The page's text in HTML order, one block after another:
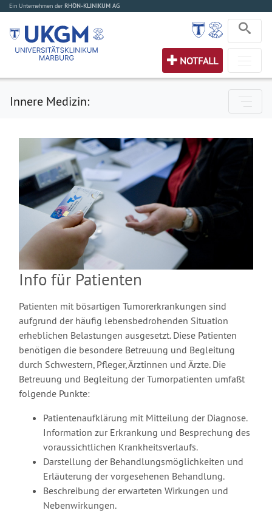
Ein Unternehmen der RHÖN-KLINIKUM AG
NOTFALL
Innere Medizin:
Info für Patienten
Patienten mit bösartigen Tumorerkrankungen sind
aufgrund der häufig lebensbedrohenden Situation
erheblichen Belastungen ausgesetzt. Diese Patienten
benötigen die besondere Betreuung und Begleitung
durch Schwestern, Pfleger, Ärztinnen und Ärzte. Die
Betreuung und Begleitung der Tumorpatienten umfaßt
folgende Punkte:
Patientenaufklärung mit Mitteilung der Diagnose.
Information zur Erkrankung und Besprechung des
voraussichtlichen Krankheitsverlaufs.
Darstellung der Behandlungsmöglichkeiten und
Erläuterung der vorgesehenen Behandlung.
Beschreibung der erwarteten Wirkungen und
Nebenwirkungen.